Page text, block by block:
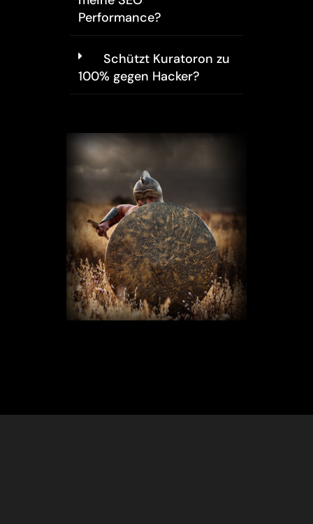
Performance?
Schützt Kuratoron zu
100% gegen Hacker?